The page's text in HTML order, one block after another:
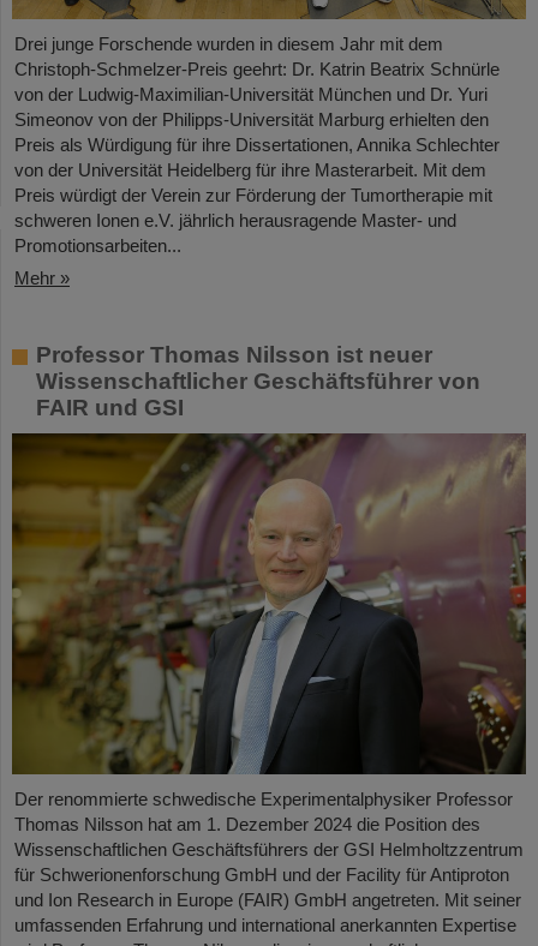
Drei junge Forschende wurden in diesem Jahr mit dem
Christoph-Schmelzer-Preis geehrt: Dr. Katrin Beatrix Schnürle
von der Ludwig-Maximilian-Universität München und Dr. Yuri
Simeonov von der Philipps-Universität Marburg erhielten den
Preis als Würdigung für ihre Dissertationen, Annika Schlechter
von der Universität Heidelberg für ihre Masterarbeit. Mit dem
Preis würdigt der Verein zur Förderung der Tumortherapie mit
schweren Ionen e.V. jährlich herausragende Master- und
Promotionsarbeiten...
Mehr »
Professor Thomas Nilsson ist neuer
Wissenschaftlicher Geschäftsführer von
FAIR und GSI
Der renommierte schwedische Experimentalphysiker Professor
Thomas Nilsson hat am 1. Dezember 2024 die Position des
Wissenschaftlichen Geschäftsführers der GSI Helmholtzzentrum
für Schwerionenforschung GmbH und der Facility für Antiproton
und Ion Research in Europe (FAIR) GmbH angetreten. Mit seiner
umfassenden Erfahrung und international anerkannten Expertise